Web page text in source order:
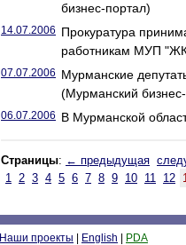
бизнес-портал)
14.07.2006 Прокуратура
работникам МУП
07.07.2006 Мурманские
(Мурманский
06.07.2006 В Мурманской
Страницы: ← предыдущая
1 2 3 4 5 6 7 8 9 10 11 12
Наши проекты English
PDA